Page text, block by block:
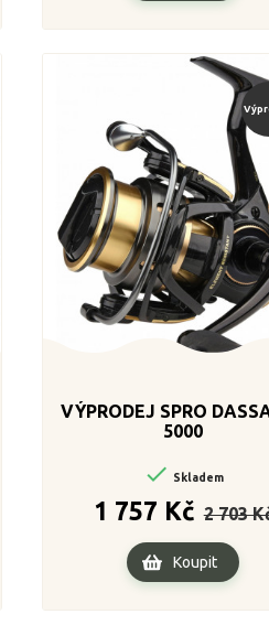
VÝPRODEJ SPRO
5000
 Skladem
1 757 Kč cena
2 703
Koupit